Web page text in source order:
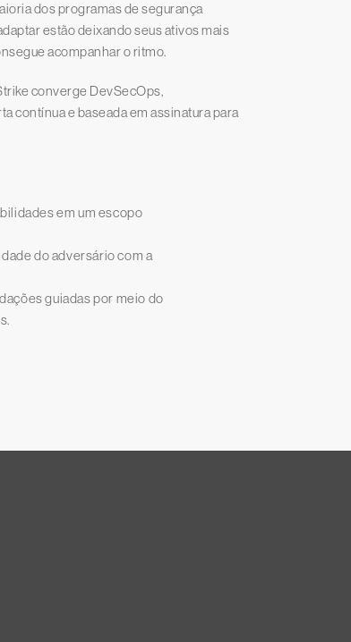
dos programas de segurança
estão deixando seus ativos mais
acompanhar o ritmo.
converge DevSecOps,
contínua e baseada em assinatura para
em um escopo
do adversário com a
guiadas por meio do